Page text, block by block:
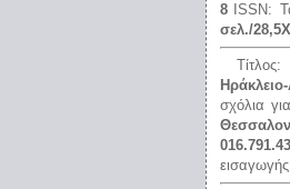
8 ISSN:
σελ./
Τίτλος:
σχόλια